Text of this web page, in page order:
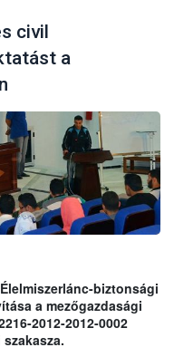
civil
a
biztonsági
a mezőgazdasági
2012-2012-0002